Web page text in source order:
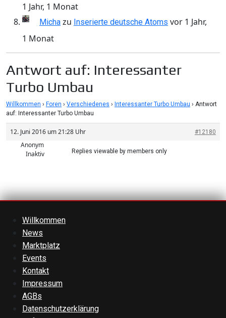
1 Jahr, 1 Monat
Micha zu Inserierte deutsche Atoms vor 1 Jahr,
1 Monat
Antwort auf: Interessanter
Turbo Umbau
Willkommen › Foren › Verschiedenes › Interessanter Turbo Umbau › Antwort
auf: Interessanter Turbo Umbau
12. Juni 2016 um 21:28 Uhr #12180
Anonym
Inaktiv
Replies viewable by members only
Willkommen
News
Marktplatz
Events
Kontakt
Impressum
AGBs
Datenschutzerklärung